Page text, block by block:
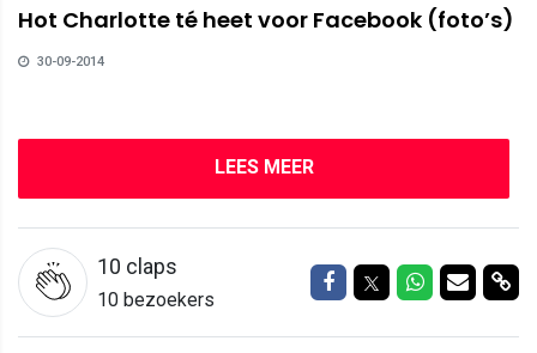
Hot Charlotte té heet voor Facebook (foto’s)
30-09-2014
LEES MEER
10 claps
10 bezoekers
Delen op Facebook
Delen op Twitter
Delen op
Delen